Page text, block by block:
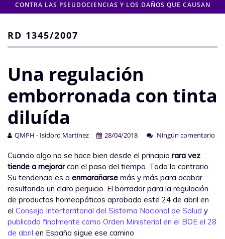
CONTACTO
Moderación de comentarios
Aviso legal y Política de privacidad
CONTRA LAS PSEUDOCIENCIAS Y LOS DAÑOS QUE CAUSAN
RD 1345/2007
Una regulación
emborronada con tinta
diluída
QMPH - Isidoro Martínez 28/04/2018 Ningún comentario
Cuando algo no se hace bien desde el principio rara vez
tiende a mejorarcon el paso del tiempo. Todo lo contrario.
Su tendencia es a enmarañarse más y más para acabar
resultando un claro perjuicio. El borrador para la regulación
de productos homeopáticos aprobado este 24 de abril en
el Consejo Interterritorial del Sistema Nacional de Salud y
publicado finalmente como Orden Ministerial en el BOE el 28
de abril en España sigue ese camino